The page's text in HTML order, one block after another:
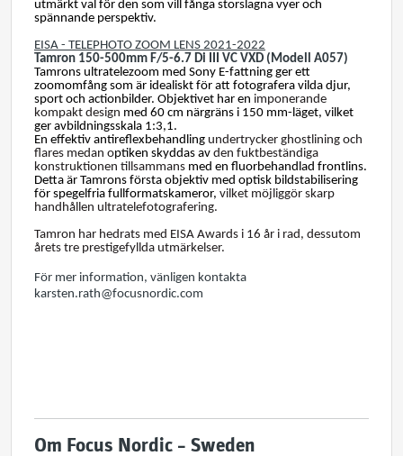
utmärkt val för den som vill fånga storslagna vyer och
spännande perspektiv.
EISA - TELEPHOTO ZOOM LENS 2021-2022
Tamron 150-500mm F/5-6.7 Di III VC VXD (Modell A057)
Tamrons ultratelezoom med Sony E-fattning ger ett
zoomomfång som är idealiskt för att fotografera vilda djur,
sport och actionbilder. Objektivet har en imponerande
kompakt design med 60 cm närgräns i 150 mm-läget, vilket
ger avbildningsskala 1:3,1.
En effektiv antireflexbehandling undertrycker ghostlining och
flares medan optiken skyddas av den fuktbeständiga
konstruktionen tillsammans med en fluorbehandlad frontlins.
Detta är Tamrons första objektiv med optisk bildstabilisering
för spegelfria fullformatskameror, vilket möjliggör skarp
handhållen ultratelefotografering.
Tamron har hedrats med EISA Awards i 16 år i rad, dessutom
årets tre prestigefyllda utmärkelser.
För mer information, vänligen kontakta
karsten.rath@focusnordic.com
Om Focus Nordic – Sweden